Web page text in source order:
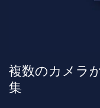
複数のカメラ
集